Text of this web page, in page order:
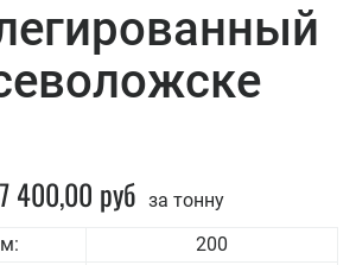
400,00 руб за тонну
200